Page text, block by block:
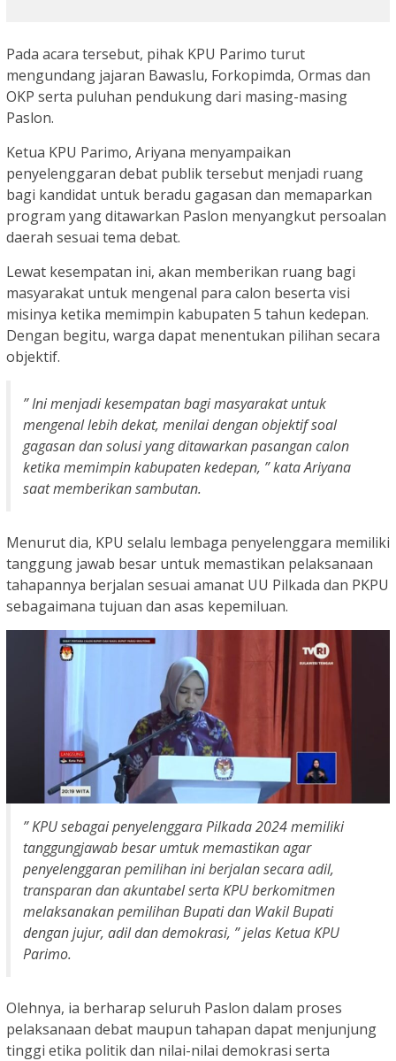
Pada acara tersebut, pihak KPU Parimo turut
mengundang jajaran Bawaslu, Forkopimda, Ormas dan
OKP serta puluhan pendukung dari masing-masing
Paslon.
Ketua KPU Parimo, Ariyana menyampaikan
penyelenggaran debat publik tersebut menjadi ruang
bagi kandidat untuk beradu gagasan dan memaparkan
program yang ditawarkan Paslon menyangkut persoalan
daerah sesuai tema debat.
Lewat kesempatan ini, akan memberikan ruang bagi
masyarakat untuk mengenal para calon beserta visi
misinya ketika memimpin kabupaten 5 tahun kedepan.
Dengan begitu, warga dapat menentukan pilihan secara
objektif.
” Ini menjadi kesempatan bagi masyarakat untuk
mengenal lebih dekat, menilai dengan objektif soal
gagasan dan solusi yang ditawarkan pasangan calon
ketika memimpin kabupaten kedepan, ” kata Ariyana
saat memberikan sambutan.
Menurut dia, KPU selalu lembaga penyelenggara memiliki
tanggung jawab besar untuk memastikan pelaksanaan
tahapannya berjalan sesuai amanat UU Pilkada dan PKPU
sebagaimana tujuan dan asas kepemiluan.
” KPU sebagai penyelenggara Pilkada 2024 memiliki
tanggungjawab besar umtuk memastikan agar
penyelenggaran pemilihan ini berjalan secara adil,
transparan dan akuntabel serta KPU berkomitmen
melaksanakan pemilihan Bupati dan Wakil Bupati
dengan jujur, adil dan demokrasi, ” jelas Ketua KPU
Parimo.
Olehnya, ia berharap seluruh Paslon dalam proses
pelaksanaan debat maupun tahapan dapat menjunjung
tinggi etika politik dan nilai-nilai demokrasi serta